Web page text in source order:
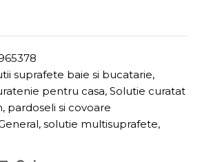
suprafete baie si bucatarie,
pentru casa, Solutie curatat
pardoseli si covoare
, solutie multisuprafete,